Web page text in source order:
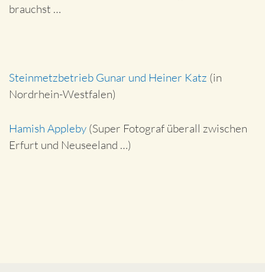
brauchst …
Steinmetzbetrieb Gunar und Heiner Katz (in
Nordrhein-Westfalen)
Hamish Appleby (Super Fotograf überall zwischen
Erfurt und Neuseeland …)